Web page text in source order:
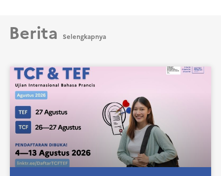
Berita Selengkapnya